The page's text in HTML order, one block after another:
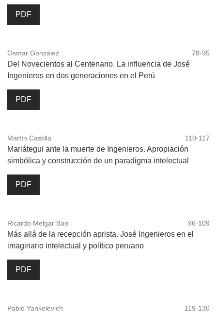
PDF
Osmar González 78-95
Del Novecientos al Centenario. La influencia de José
Ingenieros en dos generaciones en el Perú
PDF
Martín Castilla 110-117
Mariátegui ante la muerte de Ingenieros. Apropiación
simbólica y construcción de un paradigma intelectual
PDF
Ricardo Melgar Bao 96-109
Más allá de la recepción aprista. José Ingenieros en el
imaginario intelectual y político peruano
PDF
Pablo Yankelevich 119-130